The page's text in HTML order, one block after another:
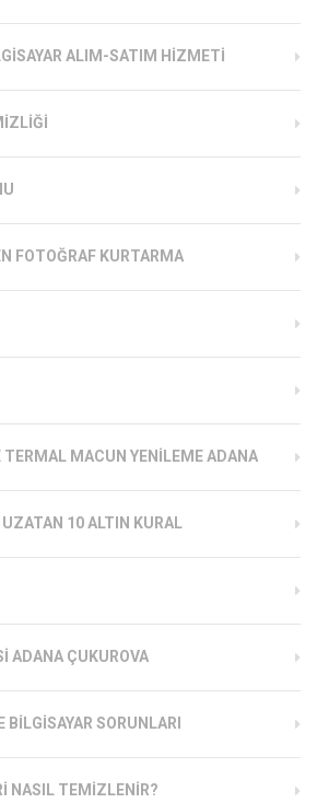
ALIM-SATIM HIZMETI
FOTOĞRAF KURTARMA
TERMAL MACUN YENILEME ADANA
UZATAN 10 ALTIN KURAL
ADANA ÇUKUROVA
BILGISAYAR SORUNLARI
NASIL TEMIZLENIR?